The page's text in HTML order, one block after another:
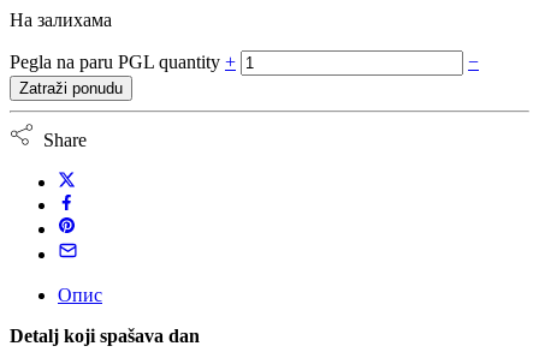
На залихама
Pegla na paru PGL quantity + −
Zatraži ponudu
Share
Опис
Detalj koji spašava dan